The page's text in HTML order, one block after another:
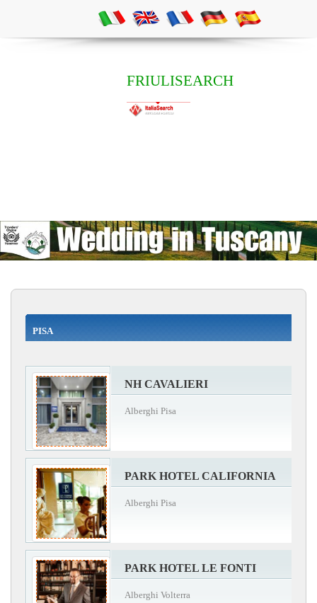
FRIULISEARCH
PISA
NH CAVALIERI
Alberghi Pisa
PARK HOTEL CALIFORNIA
Alberghi Pisa
PARK HOTEL LE FONTI
Alberghi Volterra